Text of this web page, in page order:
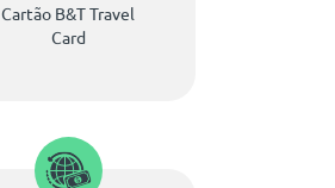
Cartão B&T Travel
Card